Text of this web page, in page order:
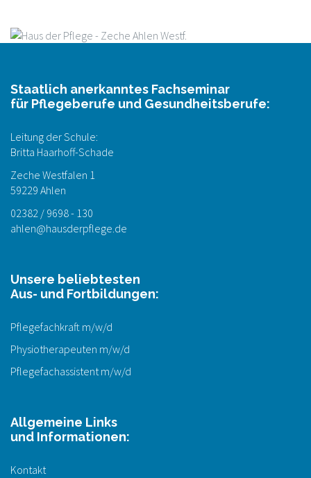
Staatlich anerkanntes Fachseminar
für Pflegeberufe und Gesundheitsberufe:
Leitung der Schule:
Britta Haarhoff-Schade
Zeche Westfalen 1
59229 Ahlen
02382 / 9698 - 130
ahlen@hausderpflege.de
Unsere beliebtesten
Aus- und Fortbildungen:
Pflegefachkraft m/w/d
Physiotherapeuten m/w/d
Pflegefachassistent m/w/d
Allgemeine Links
und Informationen:
Kontakt